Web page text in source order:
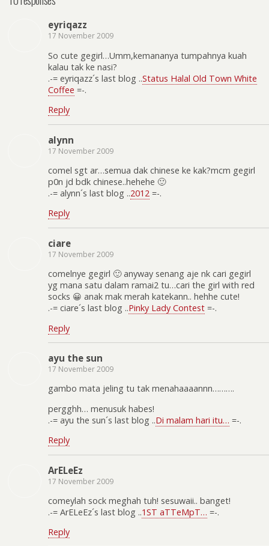
eyriqazz
17 November 2009
So cute gegirl…Umm,kemananya tumpahnya kuah
kalau tak ke nasi?
.-= eyriqazz´s last blog ..Status Halal Old Town White
Coffee =-.
Reply
alynn
17 November 2009
comel sgt ar…semua dak chinese ke kak?mcm gegirl
p0n jd bdk chinese..hehehe 🙂
.-= alynn´s last blog ..2012 =-.
Reply
ciare
17 November 2009
comelnye gegirl 🙂 anyway senang aje nk cari gegirl
yg mana satu dalam ramai2 tu…cari the girl with red
socks 😀 anak mak merah katekann.. hehhe cute!
.-= ciare´s last blog ..Pinky Lady Contest =-.
Reply
ayu the sun
17 November 2009
gambo mata jeling tu tak menahaaaannn……….
pergghh… menusuk habes!
.-= ayu the sun´s last blog ..Di malam hari itu… =-.
Reply
ArELeEz
17 November 2009
comeylah sock meghah tuh! sesuwaii.. banget!
.-= ArELeEz´s last blog ..1ST aTTeMpT… =-.
Reply